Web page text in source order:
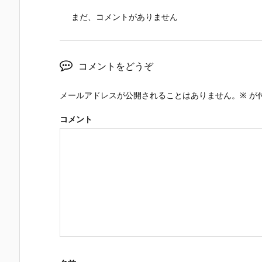
まだ、コメントがありません
コメントをどうぞ
メールアドレスが公開されることはありません。 ※ が
コメント